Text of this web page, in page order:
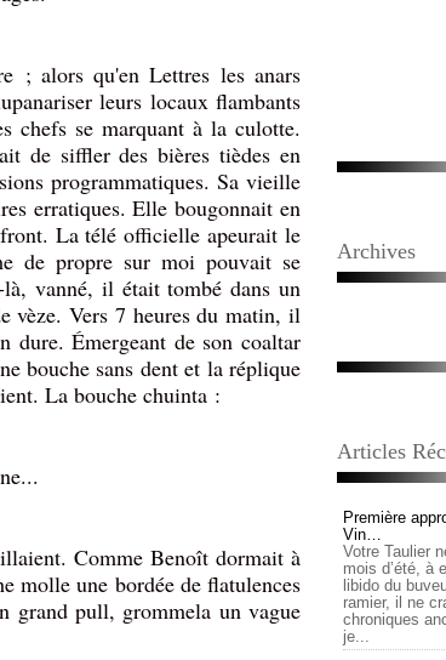
; alors qu'en Lettres les anars
leurs locaux flambants
chefs se marquant à la culotte.
de siffler des bières tièdes en
programmatiques. Sa vieille
erratiques. Elle bougonnait en
La télé officielle apeurait le
de propre sur moi pouvait se
vanné, il était tombé dans un
vèze. Vers 7 heures du matin, il
dure. Émergeant de son coaltar
bouche sans dent et la réplique
La bouche chuinta :
Comme Benoît dormait à
molle une bordée de flatulences
grand pull, grommela un vague
Archives
Articles
Première
Vin…
Votre Taulier
mois d’été, à
libido du
ramier, il ne
chroniques
je...